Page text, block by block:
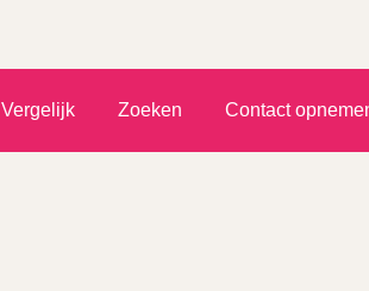
Vergelijk Zoeken Contact